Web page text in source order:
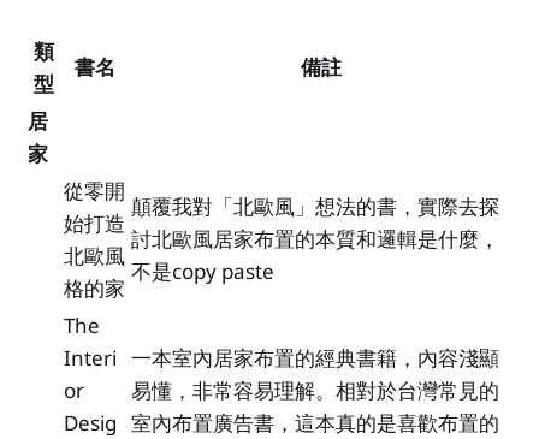
類
型
書名
備註
居
家
從零開
始打造
北歐風
格的家
顛覆我對「北歐風」想法的書，實際去探
討北歐風居家布置的本質和邏輯是什麼，
不是copy paste
The
Interi
or
Desig
一本室內居家布置的經典書籍，內容淺顯
易懂，非常容易理解。相對於台灣常見的
室內布置廣告書，這本真的是喜歡布置的